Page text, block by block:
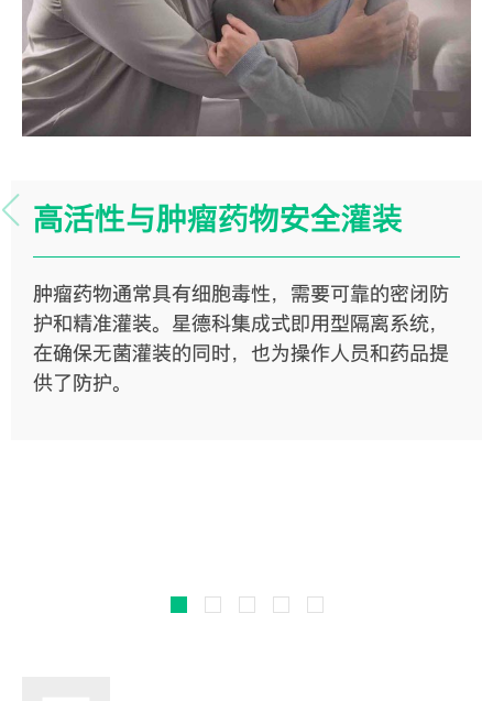
高活性与肿瘤药物安全灌装
肿瘤药物通常具有细胞毒性，需要可靠的密闭防
护和精准灌装。星德科集成式即用型隔离系统，
在确保无菌灌装的同时，也为操作人员和药品提
供了防护。